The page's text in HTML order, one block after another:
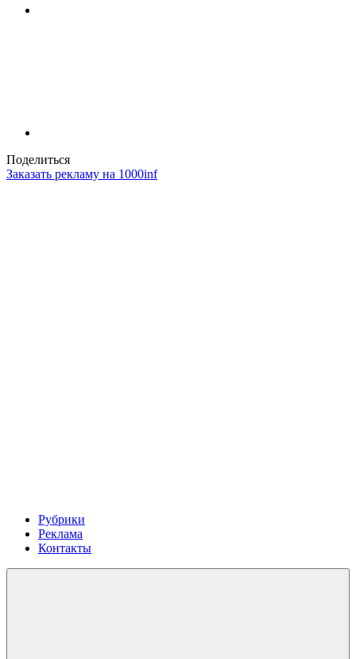
Поделиться
Заказать рекламу на 1000inf
Рубрики
Реклама
Контакты